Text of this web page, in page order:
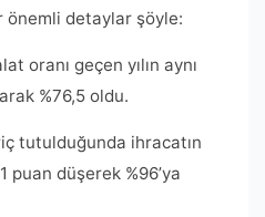
detaylar şöyle:
oranı geçen yılın aynı
%76,5 oldu.
tutulduğunda ihracatın
puan düşerek %96’ya